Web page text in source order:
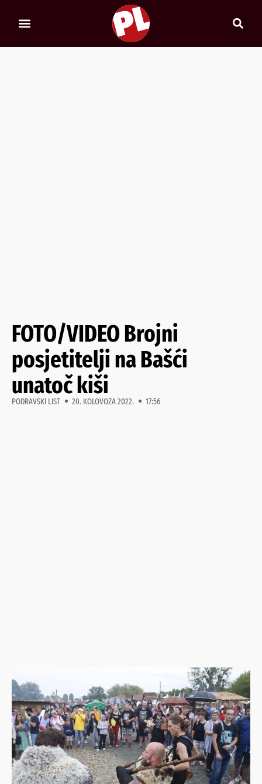
FOTO/VIDEO Brojni
posjetitelji na Bašći
unatoč kiši
PODRAVSKI LIST 20. KOLOVOZA 2022. 17:56